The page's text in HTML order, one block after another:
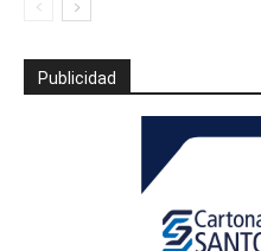
Publicidad